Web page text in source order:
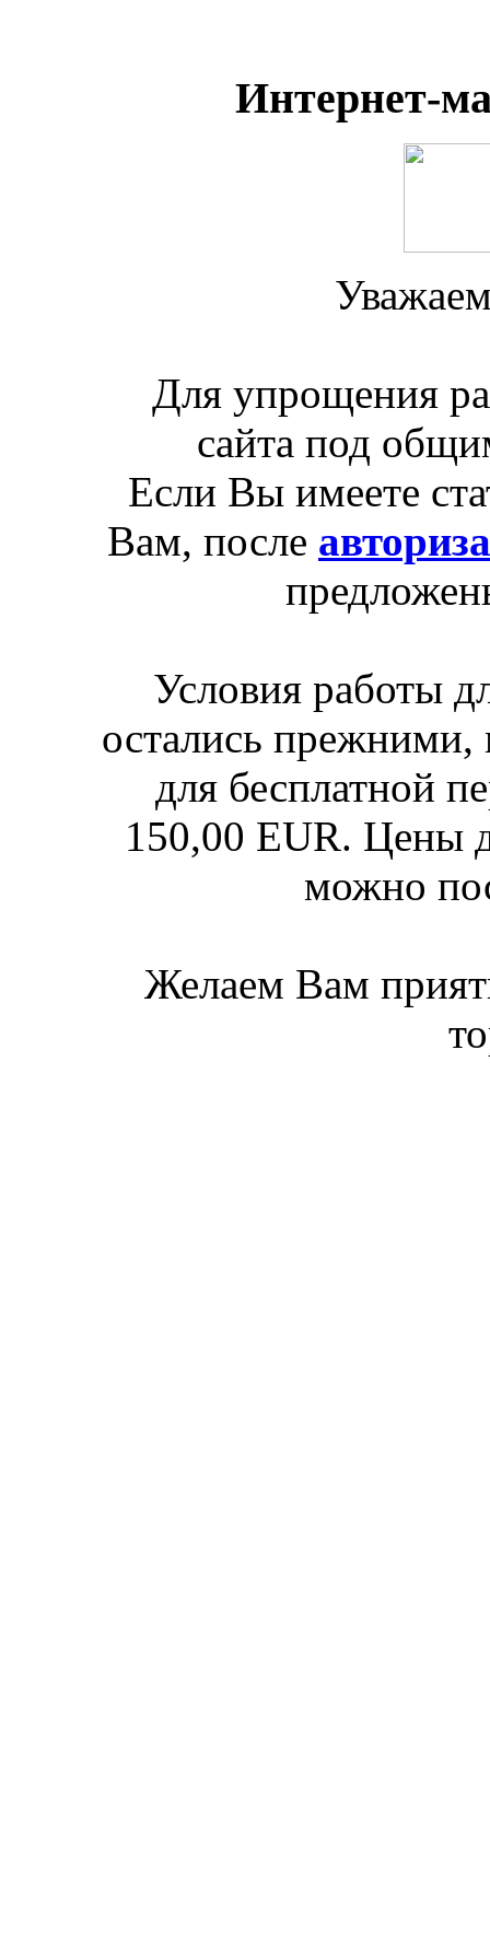
Интернет-
Для упрощения
сайта под
Если Вы имеете
Вам, после
Условия работы
остались прежними,
для бесплатной
150,00 EUR. Цены
можно
Желаем Вам